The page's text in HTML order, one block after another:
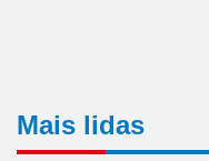
Mais lidas